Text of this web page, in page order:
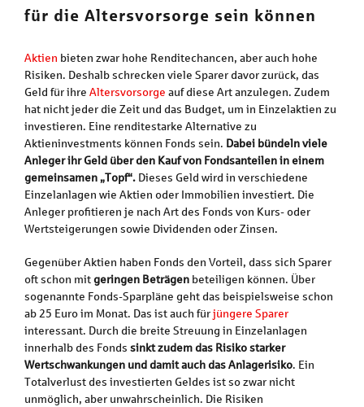
für die Altersvorsorge sein können
Aktien bieten zwar hohe Renditechancen, aber auch hohe
Risiken. Deshalb schrecken viele Sparer davor zurück, das
Geld für ihre Altersvorsorge auf diese Art anzulegen. Zudem
hat nicht jeder die Zeit und das Budget, um in Einzelaktien zu
investieren. Eine renditestarke Alternative zu
Aktieninvestments können Fonds sein. Dabei bündeln viele
Anleger ihr Geld über den Kauf von Fondsanteilen in einem
gemeinsamen „Topf“.Dieses Geld wird in verschiedene
Einzelanlagen wie Aktien oder Immobilien investiert. Die
Anleger profitieren je nach Art des Fonds von Kurs- oder
Wertsteigerungen sowie Dividenden oder Zinsen.
Gegenüber Aktien haben Fonds den Vorteil, dass sich Sparer
oft schon mitgeringen Beträgenbeteiligen können. Über
sogenannte Fonds-Sparpläne geht das beispielsweise schon
ab 25 Euro im Monat. Das ist auch fürjüngere Sparer
interessant. Durch die breite Streuung in Einzelanlagen
innerhalb des Fonds sinkt zudem das Risiko starker
Wertschwankungen und damit auch das Anlagerisiko. Ein
Totalverlust des investierten Geldes ist so zwar nicht
unmöglich, aber unwahrscheinlich. Die Risiken